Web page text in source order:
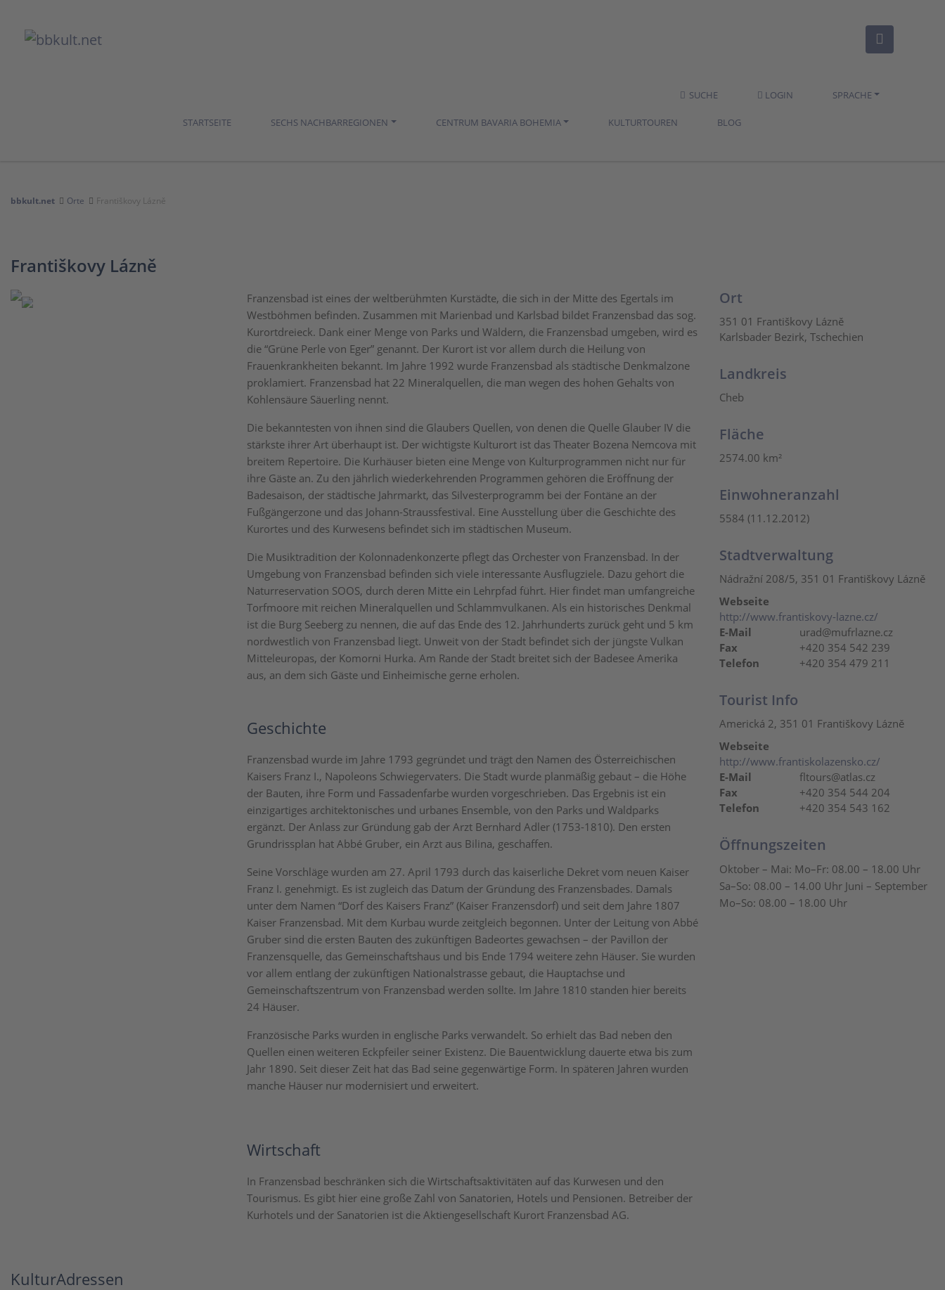
SUCHE LOGIN SPRACHE
STARTSEITE SECHS NACHBARREGIONEN CENTRUM BAVARIA BOHEMIA KULTURTOUREN BLOG
bbkult.net Orte Františkovy Lázně
Františkovy Lázně
Franzensbad ist eines der weltberühmten Kurstädte, die sich in der Mitte des Egertals im
Westböhmen befinden. Zusammen mit Marienbad und Karlsbad bildet Franzensbad das sog.
Kurortdreieck. Dank einer Menge von Parks und Wäldern, die Franzensbad umgeben, wird es
die “Grüne Perle von Eger” genannt. Der Kurort ist vor allem durch die Heilung von
Frauenkrankheiten bekannt. Im Jahre 1992 wurde Franzensbad als städtische Denkmalzone
proklamiert. Franzensbad hat 22 Mineralquellen, die man wegen des hohen Gehalts von
Kohlensäure Säuerling nennt.
Die bekanntesten von ihnen sind die Glaubers Quellen, von denen die Quelle Glauber IV die
stärkste ihrer Art überhaupt ist. Der wichtigste Kulturort ist das Theater Bozena Nemcova mit
breitem Repertoire. Die Kurhäuser bieten eine Menge von Kulturprogrammen nicht nur für
ihre Gäste an. Zu den jährlich wiederkehrenden Programmen gehören die Eröffnung der
Badesaison, der städtische Jahrmarkt, das Silvesterprogramm bei der Fontäne an der
Fußgängerzone und das Johann-Straussfestival. Eine Ausstellung über die Geschichte des
Kurortes und des Kurwesens befindet sich im städtischen Museum.
Die Musiktradition der Kolonnadenkonzerte pflegt das Orchester von Franzensbad. In der
Umgebung von Franzensbad befinden sich viele interessante Ausflugziele. Dazu gehört die
Naturreservation SOOS, durch deren Mitte ein Lehrpfad führt. Hier findet man umfangreiche
Torfmoore mit reichen Mineralquellen und Schlammvulkanen. Als ein historisches Denkmal
ist die Burg Seeberg zu nennen, die auf das Ende des 12. Jahrhunderts zurück geht und 5 km
nordwestlich von Franzensbad liegt. Unweit von der Stadt befindet sich der jüngste Vulkan
Mitteleuropas, der Komorni Hurka. Am Rande der Stadt breitet sich der Badesee Amerika
aus, an dem sich Gäste und Einheimische gerne erholen.
Geschichte
Franzensbad wurde im Jahre 1793 gegründet und trägt den Namen des Österreichischen
Kaisers Franz I., Napoleons Schwiegervaters. Die Stadt wurde planmäßig gebaut – die Höhe
der Bauten, ihre Form und Fassadenfarbe wurden vorgeschrieben. Das Ergebnis ist ein
einzigartiges architektonisches und urbanes Ensemble, von den Parks und Waldparks
ergänzt. Der Anlass zur Gründung gab der Arzt Bernhard Adler (1753-1810). Den ersten
Grundrissplan hat Abbé Gruber, ein Arzt aus Bilina, geschaffen.
Seine Vorschläge wurden am 27. April 1793 durch das kaiserliche Dekret vom neuen Kaiser
Franz I. genehmigt. Es ist zugleich das Datum der Gründung des Franzensbades. Damals
unter dem Namen “Dorf des Kaisers Franz” (Kaiser Franzensdorf) und seit dem Jahre 1807
Kaiser Franzensbad. Mit dem Kurbau wurde zeitgleich begonnen. Unter der Leitung von Abbé
Gruber sind die ersten Bauten des zukünftigen Badeortes gewachsen – der Pavillon der
Franzensquelle, das Gemeinschaftshaus und bis Ende 1794 weitere zehn Häuser. Sie wurden
vor allem entlang der zukünftigen Nationalstrasse gebaut, die Hauptachse und
Gemeinschaftszentrum von Franzensbad werden sollte. Im Jahre 1810 standen hier bereits
24 Häuser.
Französische Parks wurden in englische Parks verwandelt. So erhielt das Bad neben den
Quellen einen weiteren Eckpfeiler seiner Existenz. Die Bauentwicklung dauerte etwa bis zum
Jahr 1890. Seit dieser Zeit hat das Bad seine gegenwärtige Form. In späteren Jahren wurden
manche Häuser nur modernisiert und erweitert.
Wirtschaft
In Franzensbad beschränken sich die Wirtschaftsaktivitäten auf das Kurwesen und den
Tourismus. Es gibt hier eine große Zahl von Sanatorien, Hotels und Pensionen. Betreiber der
Kurhotels und der Sanatorien ist die Aktiengesellschaft Kurort Franzensbad AG.
Ort
351 01 Františkovy Lázně
Karlsbader Bezirk, Tschechien
Landkreis
Cheb
Fläche
2574.00 km²
Einwohneranzahl
5584 (11.12.2012)
Stadtverwaltung
Nádražní 208/5, 351 01 Františkovy Lázně
Webseite
http://www.frantiskovy-lazne.cz/
E-Mail
urad@mufrlazne.cz
Fax
+420 354 542 239
Telefon
+420 354 479 211
Tourist Info
Americká 2, 351 01 Františkovy Lázně
Webseite
http://www.frantiskolazensko.cz/
E-Mail
fltours@atlas.cz
Fax
+420 354 544 204
Telefon
+420 354 543 162
Öffnungszeiten
Oktober – Mai: Mo–Fr: 08.00 – 18.00 Uhr
Sa–So: 08.00 – 14.00 Uhr Juni – September
Mo–So: 08.00 – 18.00 Uhr
KulturAdressen